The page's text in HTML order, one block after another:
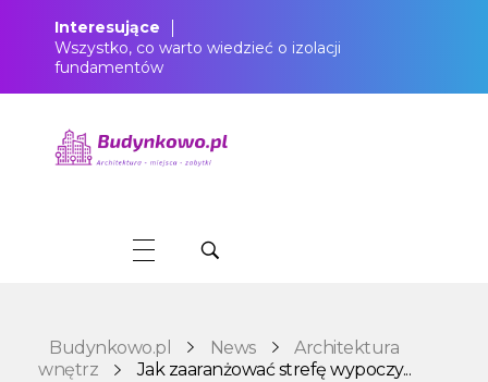
Interesujące
Wszystko, co warto wiedzieć o izolacji
fundamentów
Budynkowo.pl News
Architektura
wnętrz
Jak zaaranżować strefę wypoczy...